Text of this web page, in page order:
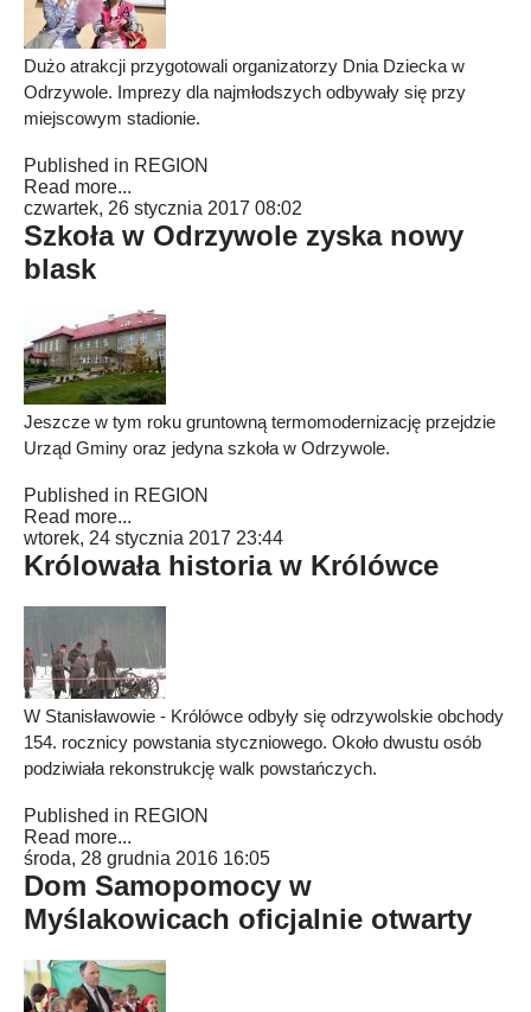
Dużo atrakcji przygotowali organizatorzy Dnia Dziecka w
Odrzywole. Imprezy dla najmłodszych odbywały się przy
miejscowym stadionie.
Published in REGION
Read more...
czwartek, 26 stycznia 2017 08:02
Szkoła w Odrzywole zyska nowy
blask
Jeszcze w tym roku gruntowną termomodernizację przejdzie
Urząd Gminy oraz jedyna szkoła w Odrzywole.
Published in REGION
Read more...
wtorek, 24 stycznia 2017 23:44
Królowała historia w Królówce
W Stanisławowie - Królówce odbyły się odrzywolskie obchody
154. rocznicy powstania styczniowego. Około dwustu osób
podziwiała rekonstrukcję walk powstańczych.
Published in REGION
Read more...
środa, 28 grudnia 2016 16:05
Dom Samopomocy w
Myślakowicach oficjalnie otwarty